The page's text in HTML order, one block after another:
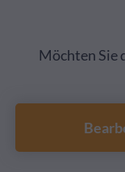
Möchten Sie